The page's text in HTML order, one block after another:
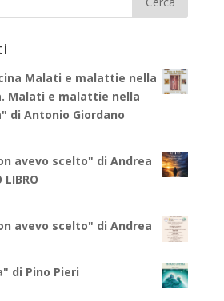
Malati e malattie nella
Malati e malattie nella
di Antonio Giordano
avevo scelto" di Andrea
LIBRO
avevo scelto" di Andrea
di Pino Pieri